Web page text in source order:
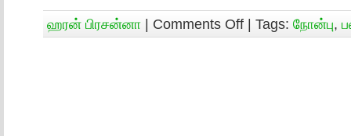
ஹரன் பிரசன்னா | Comments Off | Tags: நோன்பு,